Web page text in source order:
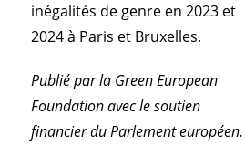
inégalités de genre en 2023 et
2024 à Paris et Bruxelles.
Publié par la Green European
Foundation avec le soutien
financier du Parlement européen.